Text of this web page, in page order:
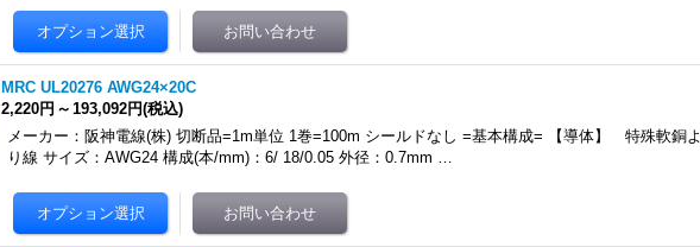
MRC UL20276 AWG24×20C
2,220円 ～ 193,092円(税込)
メーカー：阪神電線(株) 切断品=1m単位 1巻=100m シールドなし =基本構成= 【導体】 特殊軟銅よ
り線 サイズ：AWG24 構成(本/mm)：6/ 18/0.05 外径：0.7mm …